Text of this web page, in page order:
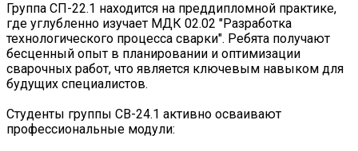
Группа СП-22.1 находится на преддипломной практике,
где углубленно изучает МДК 02.02 "Разработка
технологического процесса сварки". Ребята получают
бесценный опыт в планировании и оптимизации
сварочных работ, что является ключевым навыком для
будущих специалистов.
Студенты группы СВ-24.1 активно осваивают
профессиональные модули: